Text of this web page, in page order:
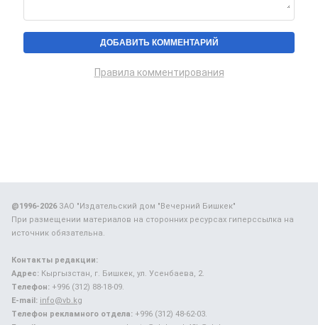
Правила комментирования
@1996-2026ЗАО "Издательский дом "Вечерний Бишкек"
При размещении материалов на сторонних ресурсах гиперссылка на
источник обязательна.
Контакты редакции:
Адрес: Кыргызстан, г. Бишкек, ул. Усенбаева, 2.
Телефон: +996 (312) 88-18-09.
E-mail: info@vb.kg
Телефон рекламного отдела: +996 (312) 48-62-03.